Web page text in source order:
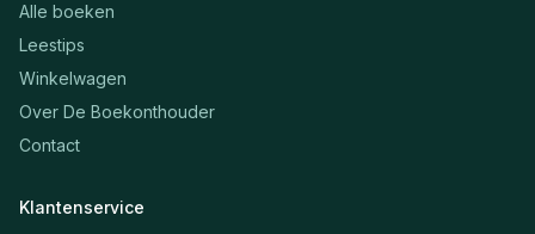
Alle boeken
Leestips
Winkelwagen
Over De Boekonthouder
Contact
Klantenservice